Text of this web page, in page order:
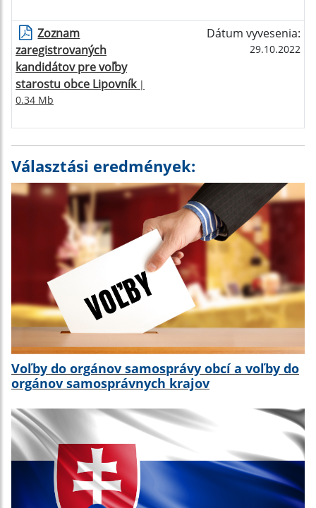
Zoznam
zaregistrovaných
kandidátov pre voľby
starostu obce Lipovník|
0.34 Mb
Dátum vyvesenia:
29.10.2022
Választási eredmények:
Voľby do orgánov samosprávy obcí a voľby do
orgánov samosprávnych krajov